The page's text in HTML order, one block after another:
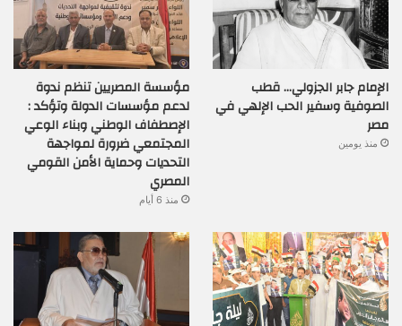
الإمام جابر الجزولي… قطب
الصوفية وسفير الحب الإلهي في
مصر
منذ يومين
مؤسسة المصريين تنظم ندوة
لدعم مؤسسات الدولة وتؤكد :
الإصطفاف الوطني وبناء الوعي
المجتمعي ضرورة لمواجهة
التحديات وحماية الأمن القومي
المصري
منذ 6 أيام